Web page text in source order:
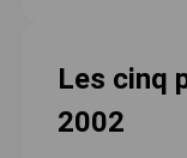
Les cinq
2002